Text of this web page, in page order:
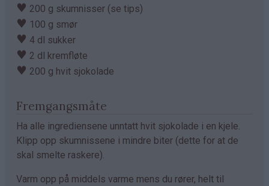
♥ 200 g skumnisser (se tips)
♥ 100 g smør
♥ 4 dl sukker
♥ 2 dl kremfløte
♥ 200 g hvit sjokolade
Fremgangsmåte
Ha alle ingrediensene unntatt hvit sjokolade i en kjele.
Klipp opp skumnissene i mindre biter (dette for at de
skal smelte raskere).
Varm opp på middels varme mens du rører, helt til